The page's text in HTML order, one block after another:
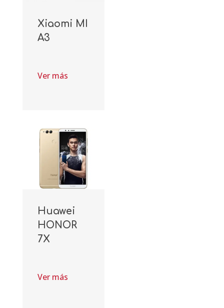
Xiaomi MI
A3
Ver más
Huawei
HONOR
7X
Ver más